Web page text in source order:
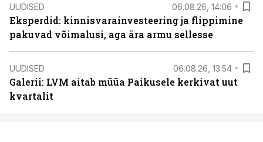
UUDISED 06.08.26, 14:06
Eksperdid: kinnisvarainvesteering ja flippimine
pakuvad võimalusi, aga ära armu sellesse
UUDISED 06.08.26, 13:54
Galerii: LVM aitab müüa Paikusele kerkivat uut
kvartalit